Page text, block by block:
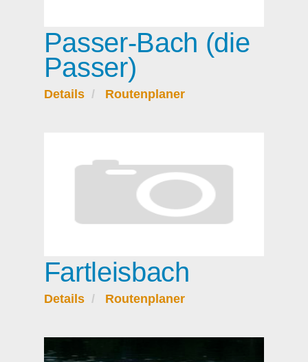
Passer-Bach (die
Passer)
Details Routenplaner
Fartleisbach
Details Routenplaner